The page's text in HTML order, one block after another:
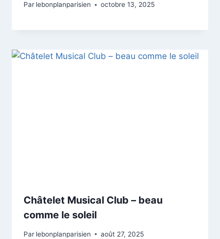
Par lebonplanparisien octobre 13, 2025
Châtelet Musical Club – beau
comme le soleil
Par lebonplanparisien août 27, 2025